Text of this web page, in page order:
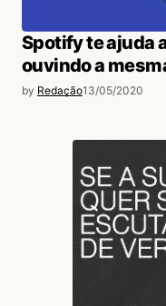
Spotify te ajuda
ouvindo a
by Redação13/05/2020